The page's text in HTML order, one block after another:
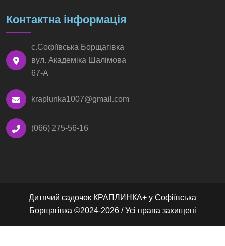
Контактна інформація
с.Софіївська Борщагівка
вул. Академіка Шалімова
67-А
kraplunka1007@gmail.com
(066) 275-56-16
Дитячий садочок КРАПЛИНКА+ у Софіївська
Борщагівка ©2024-2026 / Усі права захищені